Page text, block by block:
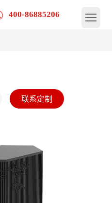
400-86885206
联系定制